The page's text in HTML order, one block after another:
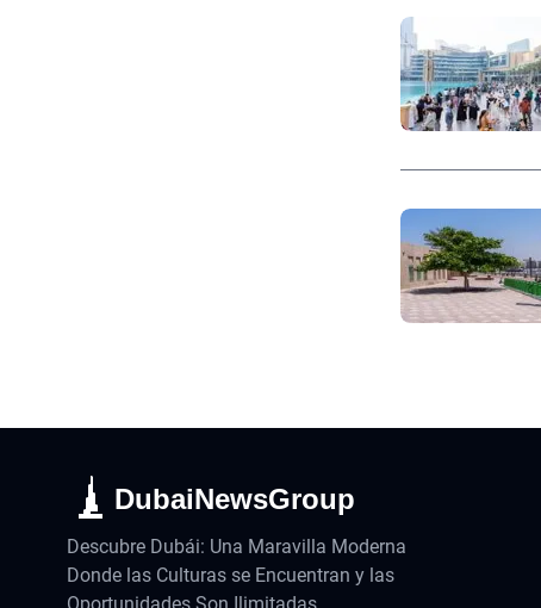
DubaiNewsGroup
Descubre Dubái: Una Maravilla Moderna
Donde las Culturas se Encuentran y las